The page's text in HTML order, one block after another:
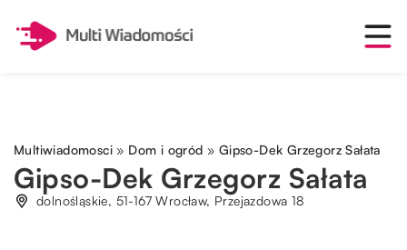
Multiwiadomosci » Dom i ogród » Gipso-Dek Grzegorz Sałata
Gipso-Dek Grzegorz Sałata
dolnośląskie, 51-167 Wrocław, Przejazdowa 18